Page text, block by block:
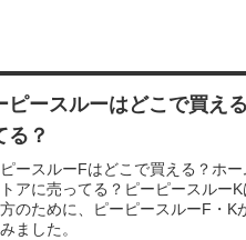
ピースルーはどこで買え
る？
ースルーFはどこで買える？ホ
アに売ってる？ピーピースルー
のために、ピーピースルーF・K
ました。